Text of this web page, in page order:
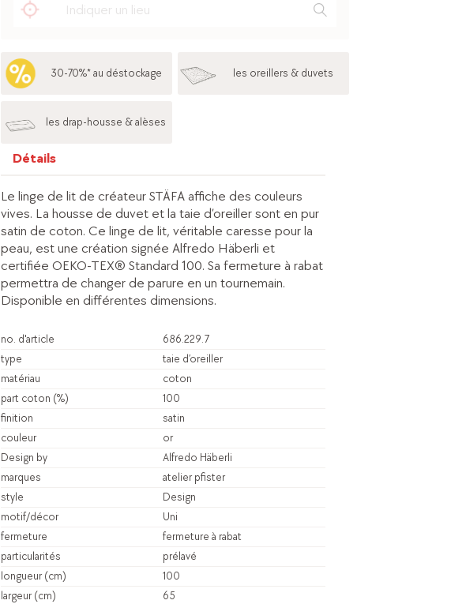
30-70%* au déstockage les oreillers & duvets
les drap-housse & alèses
Détails
Le linge de lit de créateur STÄFA affiche des couleurs
vives. La housse de duvet et la taie d’oreiller sont en pur
satin de coton. Ce linge de lit, véritable caresse pour la
peau, est une création signée Alfredo Häberli et
certifiée OEKO-TEX® Standard 100. Sa fermeture à rabat
permettra de changer de parure en un tournemain.
Disponible en différentes dimensions.
no. d'article
686.229.7
type
taie d’oreiller
matériau
coton
part coton (%)
100
finition
satin
couleur
or
Design by
Alfredo Häberli
marques
atelier pfister
style
Design
motif/décor
Uni
fermeture
fermeture à rabat
particularités
prélavé
longueur (cm)
100
largeur (cm)
65